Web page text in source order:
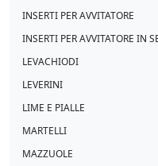
INSERTI PER AVVITATORE
INSERTI PER AVVITATORE IN
LEVACHIODI
LEVERINI
LIME E PIALLE
MARTELLI
MAZZUOLE